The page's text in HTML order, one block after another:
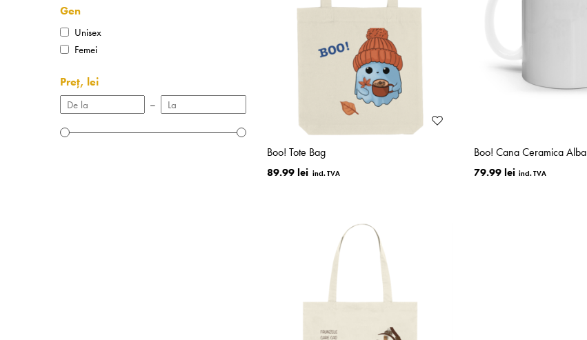
Gen
Unisex
Femei
Preț, lei
–
Boo! Tote Bag
89.99 lei
Boo! Cana Ceramica Alba
79.99 lei